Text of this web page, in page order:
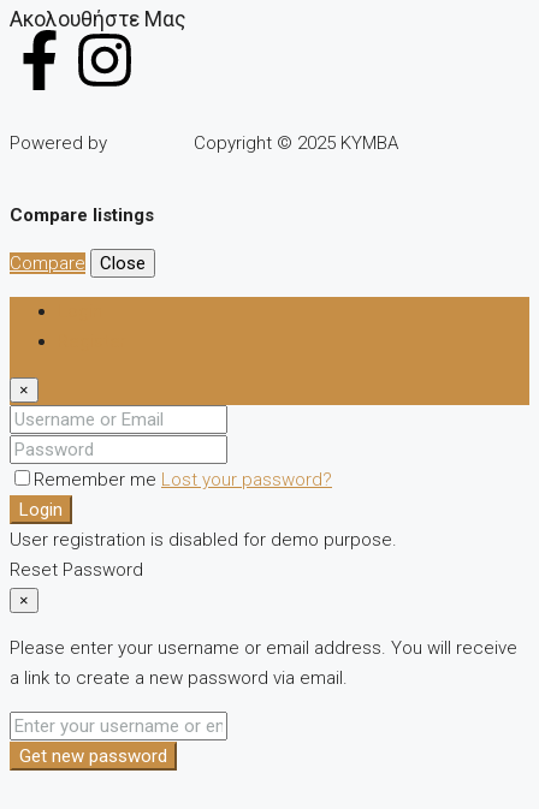
Ακολουθήστε Μας
Powered by Copyright © 2025 KYMBA
Compare listings
Compare Close
×
Remember me Lost your password?
Login
User registration is disabled for demo purpose.
Reset Password
×
Please enter your username or email address. You will receive
a link to create a new password via email.
Get new password